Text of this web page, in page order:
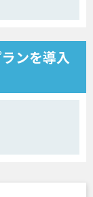
ンを導入